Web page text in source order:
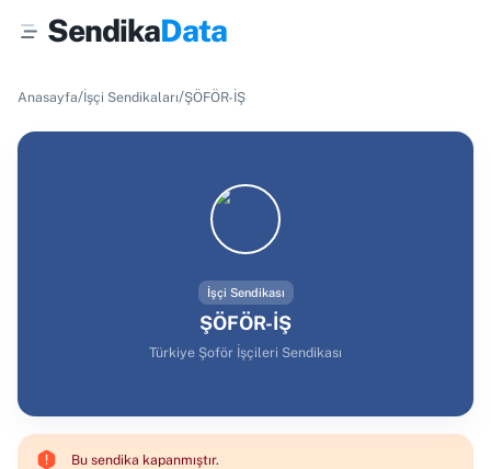
SendikaData
Anasayfa/İşçi Sendikaları/ŞÖFÖR-İŞ
İşçi Sendikası
ŞÖFÖR-İŞ
Türkiye Şoför İşçileri Sendikası
Bu sendika kapanmıştır.